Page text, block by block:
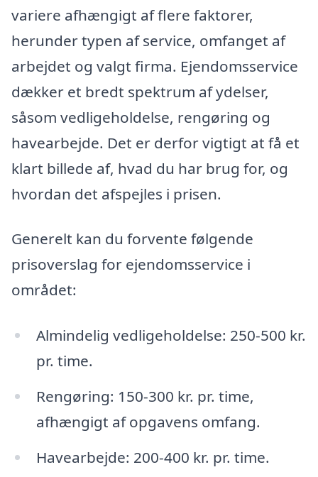
variere afhængigt af flere faktorer,
herunder typen af service, omfanget af
arbejdet og valgt firma. Ejendomsservice
dækker et bredt spektrum af ydelser,
såsom vedligeholdelse, rengøring og
havearbejde. Det er derfor vigtigt at få et
klart billede af, hvad du har brug for, og
hvordan det afspejles i prisen.
Generelt kan du forvente følgende
prisoverslag for ejendomsservice i
området:
Almindelig vedligeholdelse: 250-500 kr.
pr. time.
Rengøring: 150-300 kr. pr. time,
afhængigt af opgavens omfang.
Havearbejde: 200-400 kr. pr. time.